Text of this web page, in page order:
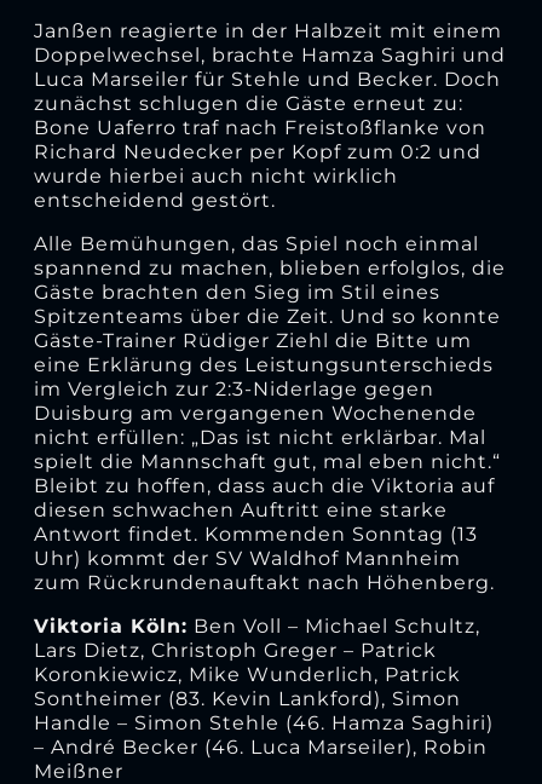
Janßen reagierte in der Halbzeit mit einem
Doppelwechsel, brachte Hamza Saghiri und
Luca Marseiler für Stehle und Becker. Doch
zunächst schlugen die Gäste erneut zu:
Bone Uaferro traf nach Freistoßflanke von
Richard Neudecker per Kopf zum 0:2 und
wurde hierbei auch nicht wirklich
entscheidend gestört.
Alle Bemühungen, das Spiel noch einmal
spannend zu machen, blieben erfolglos, die
Gäste brachten den Sieg im Stil eines
Spitzenteams über die Zeit. Und so konnte
Gäste-Trainer Rüdiger Ziehl die Bitte um
eine Erklärung des Leistungsunterschieds
im Vergleich zur 2:3-Niderlage gegen
Duisburg am vergangenen Wochenende
nicht erfüllen: „Das ist nicht erklärbar. Mal
spielt die Mannschaft gut, mal eben nicht.“
Bleibt zu hoffen, dass auch die Viktoria auf
diesen schwachen Auftritt eine starke
Antwort findet. Kommenden Sonntag (13
Uhr) kommt der SV Waldhof Mannheim
zum Rückrundenauftakt nach Höhenberg.
Viktoria Köln: Ben Voll – Michael Schultz,
Lars Dietz, Christoph Greger – Patrick
Koronkiewicz, Mike Wunderlich, Patrick
Sontheimer (83. Kevin Lankford), Simon
Handle – Simon Stehle (46. Hamza Saghiri)
­– André Becker (46. Luca Marseiler), Robin
Meißner